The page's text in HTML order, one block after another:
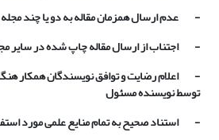
- عدم ارسال همزمان مقاله به دو یا چند مجله
- اجتناب از ارسال مقاله چاپ شده در سایر
- اعلام رضایت و توافق نویسندگان همکار
توسط نویسنده مسئول
- استناد صحیح به تمام منایع علمی مورد